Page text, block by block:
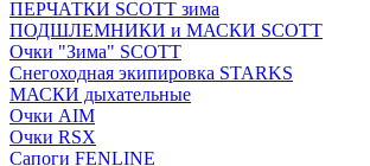
ПЕРЧАТКИ SCOTT зима
ПОДШЛЕМНИКИ и МАСКИ SCOTT
Очки "Зима" SCOTT
Снегоходная экипировка STARKS
МАСКИ дыхательные
Очки AIM
Очки RSX
Сапоги FENLINE